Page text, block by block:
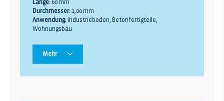
Länge: 60 mm
Durchmesser:1,00 mm
Anwendung: Industrieboden, Betonfertigteile,
Wohnungsbau
Mehr